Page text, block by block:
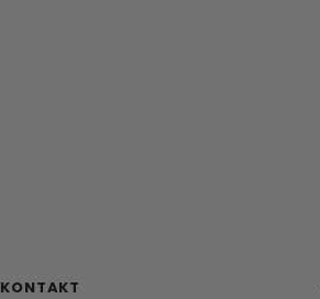
KONTAKT